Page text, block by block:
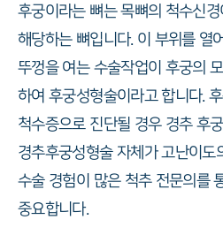
후궁이라는 뼈는 목뼈의 척수신
해당하는 뼈입니다. 이 부위를 열
뚜껑을 여는 수술작업이 후궁의
하여 후궁성형술이라고 합니다.
척수증으로 진단될 경우 경추 후
경추후궁성형술 자체가 고난이도
수술 경험이 많은 척추 전문의를
중요합니다.